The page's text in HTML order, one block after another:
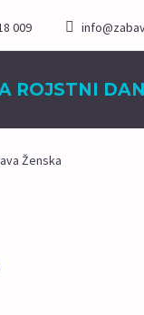
009
ROJSTNI DAN
Ženska